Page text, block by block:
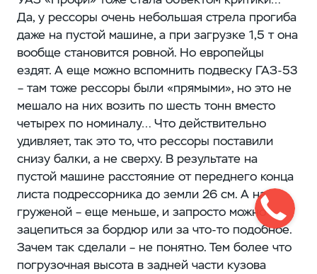
Да, у рессоры очень небольшая стрела прогиба
даже на пустой машине, а при загрузке 1,5 т она
вообще становится ровной. Но европейцы ​
ездят. А еще можно вспомнить подвеску ГАЗ‑53
– ​там тоже рессоры были «прямыми», но это не
мешало на них возить по шесть тонн вместо
четырех по номиналу… Что действительно
удивляет, так это то, что рессоры поставили
снизу балки, а не сверху. В результате на
пустой машине расстояние от переднего конца
листа подрессорника до земли ​26 см. А на
груженой – ​еще меньше, и запросто можно
зацепиться за бордюр или за что-то подобное.
Зачем так сделали – ​не понятно. Тем более что
погрузочная высота в задней части кузова